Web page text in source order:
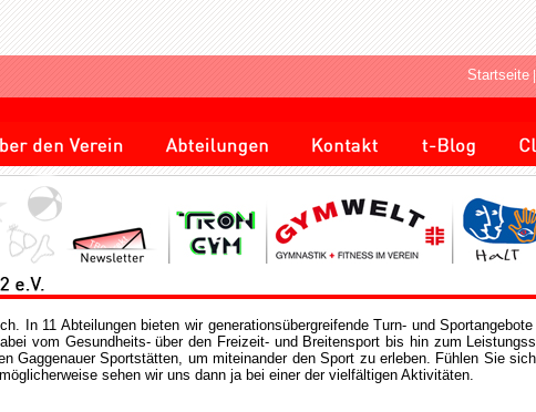
Startseite |
In 11 Abteilungen bieten wir generationsübergreifende Turn- und
vom Gesundheits- über den Freizeit- und Breitensport bis hin zum
Gaggenauer Sportstätten, um miteinander den Sport zu erleben. Fühlen Sie
sehen wir uns dann ja bei einer der vielfältigen Aktivitäten.